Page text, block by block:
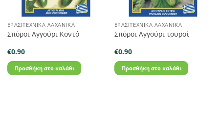
ΕΡΑΣΙΤΕΧΝΙΚΆ ΛΑΧΑΝΙΚΆ
Σπόροι Αγγούρι Κοντό
€0.90
Προσθήκη στο καλάθι
ΕΡΑΣΙΤΕΧΝΙΚΆ ΛΑΧΑΝΙΚΆ
Σπόροι Αγγούρι τουρσί
€0.90
Προσθήκη στο καλάθι